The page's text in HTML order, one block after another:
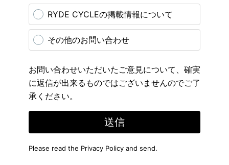
RYDE CYCLEの掲載情報について
その他のお問い合わせ
お問い合わせいただいたご意見について、確実
に返信が出来るものではございませんのでご了
承ください。
送信
Please read the Privacy Policy and send.